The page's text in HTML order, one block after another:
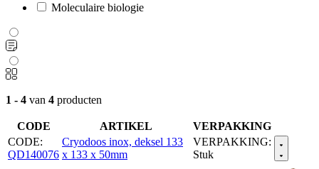
Moleculaire biologie
1 - 4 van 4 producten
CODE ARTIKEL
VERPAKKING
CODE:
QD140076
Cryodoos inox, deksel 133
x 133 x 50mm
VERPAKKING:
Stuk